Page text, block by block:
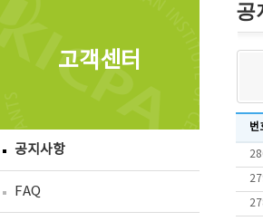
고객센터
공지사항
FAQ
공
번